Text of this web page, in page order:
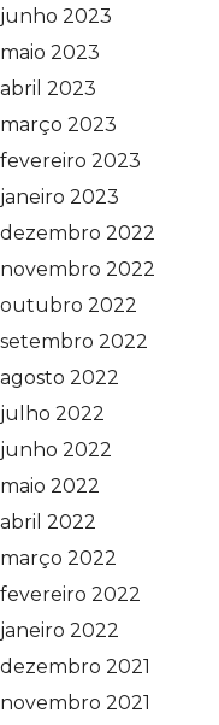
junho 2023
maio 2023
abril 2023
março 2023
fevereiro 2023
janeiro 2023
dezembro 2022
novembro 2022
outubro 2022
setembro 2022
agosto 2022
julho 2022
junho 2022
maio 2022
abril 2022
março 2022
fevereiro 2022
janeiro 2022
dezembro 2021
novembro 2021